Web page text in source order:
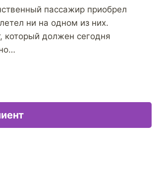
пассажир приобрел
ни на одном из них.
который должен сегодня